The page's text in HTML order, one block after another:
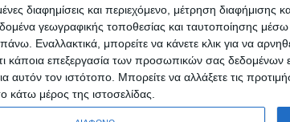
διαφημίσεις και περιεχόμενο, μέτρηση διαφήμισης
γεωγραφικής τοποθεσίας και ταυτοποίησης
Εναλλακτικά, μπορείτε να κάνετε κλικ για να
κάποια επεξεργασία των προσωπικών σας δεδομένων
αυτόν τον ιστότοπο. Μπορείτε να αλλάξετε τις
μέρος της ιστοσελίδας.
Επικοινωνία